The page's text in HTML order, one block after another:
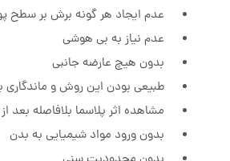
عدم ایجاد هر گونه برش بر سطح
عدم نیاز به بی هوشی
بدون هیچ عارضه جانبی
طبیعی بودن این روش و ماندگاری
مشاهده اثر پلاسما بلافاصله بعد
بدون ورود مواد شیمیایی به بدن